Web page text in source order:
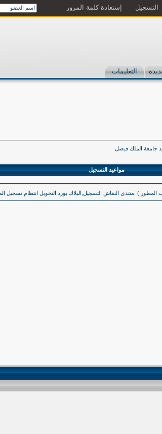
التسجيل إستعادة كلمة المرور
التعليمات
جامعة الملك فيصل
مواعيد التسجيل
) ,منتدى النقاش التسجيل,البلاك بورد,التحويل انتظام,تسجيل